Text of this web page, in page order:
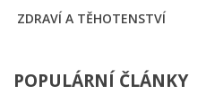
ZDRAVÍ A TĚHOTENSTVÍ
POPULÁRNÍ ČLÁNKY